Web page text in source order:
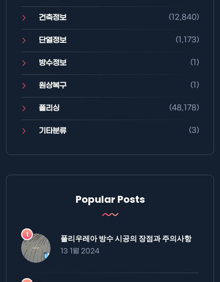
건축정보 (12,840)
단열정보 (1,173)
방수정보 (1)
원상복구 (1)
폴리싱 (48,178)
기타분류 (3)
Popular Posts
폴리우레아 방수 시공의 장점과 주의사항
13 1월 2024